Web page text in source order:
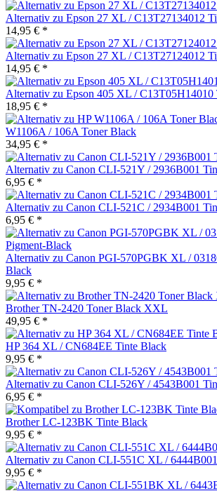
Alternativ zu Epson 27 XL / C13T27134012
14,95 € *
Alternativ zu Epson 27 XL / C13T27124012
14,95 € *
Alternativ zu Epson 405 XL / C13T05H14010
18,95 € *
W1106A / 106A Toner Black
34,95 € *
Alternativ zu Canon CLI-521Y / 2936B001
6,95 € *
Alternativ zu Canon CLI-521C / 2934B001
6,95 € *
Alternativ zu Canon PGI-570PGBK XL /
Black
9,95 € *
Brother TN-2420 Toner Black XXL
49,95 € *
HP 364 XL / CN684EE Tinte Black
9,95 € *
Alternativ zu Canon CLI-526Y / 4543B001
6,95 € *
Brother LC-123BK Tinte Black
9,95 € *
Alternativ zu Canon CLI-551C XL /
9,95 € *